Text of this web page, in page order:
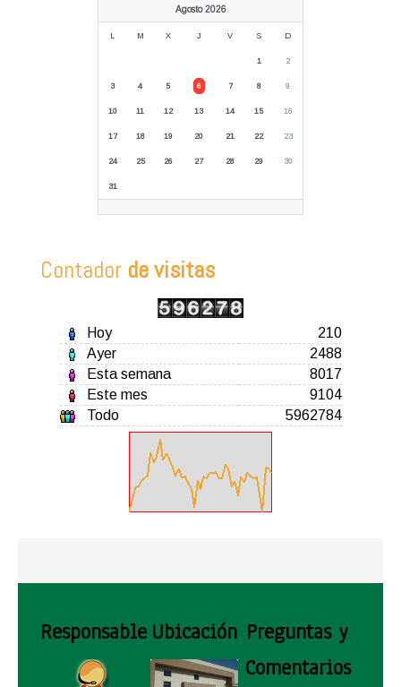
Agosto 2026
L M X J V S D
1 2
3 4 5 6 7 8 9
10 11 12 13 14 15 16
17 18 19 20 21 22 23
24 25 26 27 28 29 30
31
Contador de visitas
Hoy
210
Ayer
2488
Esta semana
8017
Este mes
9104
Todo
5962784
Responsable Ubicación Preguntas y
Comentarios